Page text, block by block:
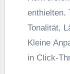
enthielten.
Tonalität,
K‬leine
i‬n Click-